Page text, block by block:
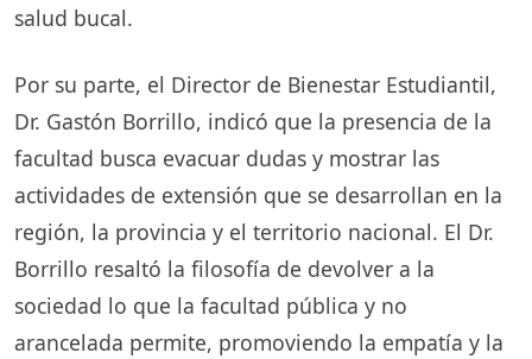
salud bucal.
Por su parte, el Director de Bienestar Estudiantil,
Dr. Gastón Borrillo, indicó que la presencia de la
facultad busca evacuar dudas y mostrar las
actividades de extensión que se desarrollan en la
región, la provincia y el territorio nacional. El Dr.
Borrillo resaltó la filosofía de devolver a la
sociedad lo que la facultad pública y no
arancelada permite, promoviendo la empatía y la